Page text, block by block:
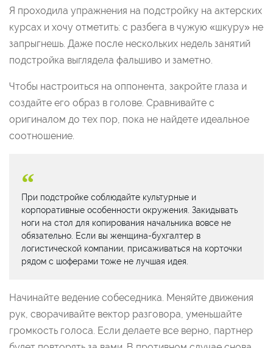
Я проходила упражнения на подстройку на актерских
курсах и хочу отметить: с разбега в чужую «шкуру» не
запрыгнешь. Даже после нескольких недель занятий
подстройка выглядела фальшиво и заметно.
Чтобы настроиться на оппонента, закройте глаза и
создайте его образ в голове. Сравнивайте с
оригиналом до тех пор, пока не найдете идеальное
соотношение.
При подстройке соблюдайте культурные и
корпоративные особенности окружения. Закидывать
ноги на стол для копирования начальника вовсе не
обязательно. Если вы женщина-бухгалтер в
логистической компании, присаживаться на корточки
рядом с шоферами тоже не лучшая идея.
Начинайте ведение собеседника. Меняйте движения
рук, сворачивайте вектор разговора, уменьшайте
громкость голоса. Если делаете все верно, партнер